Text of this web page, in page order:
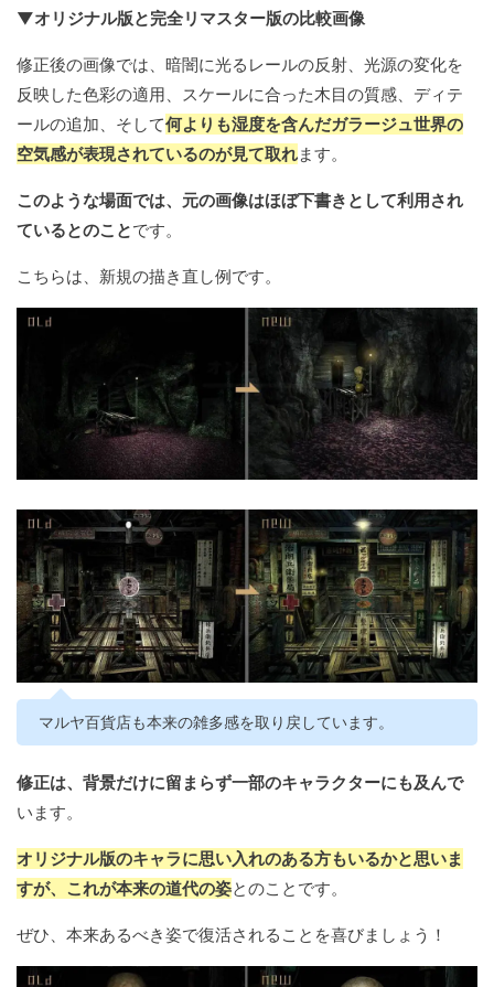
▼オリジナル版と完全リマスター版の比較画像
修正後の画像では、暗闇に光るレールの反射、光源の変化を
反映した色彩の適用、スケールに合った木目の質感、ディテ
ールの追加、そして何よりも湿度を含んだガラージュ世界の
空気感が表現されているのが見て取れます。
このような場面では、元の画像はほぼ下書きとして利用され
ているとのことです。
こちらは、新規の描き直し例です。
マルヤ百貨店も本来の雑多感を取り戻しています。
修正は、背景だけに留まらず一部のキャラクターにも及んで
います。
オリジナル版のキャラに思い入れのある方もいるかと思いま
すが、これが本来の道代の姿とのことです。
ぜひ、本来あるべき姿で復活されることを喜びましょう！